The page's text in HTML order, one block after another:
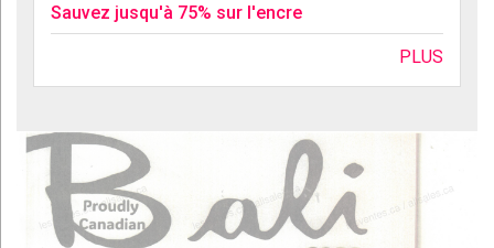
Sauvez jusqu'à 75% sur l'encre
PLUS